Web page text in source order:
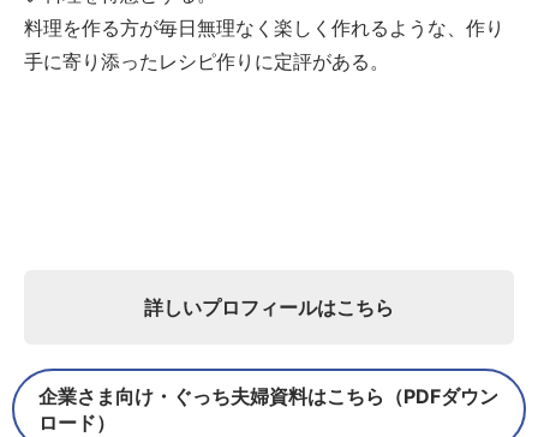
料理を作る方が毎日無理なく楽しく作れるような、作り
手に寄り添ったレシピ作りに定評がある。
詳しいプロフィールはこちら
企業さま向け・ぐっち夫婦資料はこちら（PDFダウン
ロード）